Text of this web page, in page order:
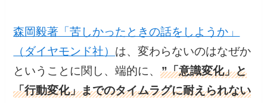
森岡毅著「苦しかったときの話をしようか」
（ダイヤモンド社） は、変わらないのはなぜか
ということに関し、端的に、”「意識変化」と
「行動変化」までのタイムラグに耐えられない